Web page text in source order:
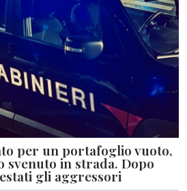
per un portafoglio vuoto,
svenuto in strada. Dopo
gli aggressori